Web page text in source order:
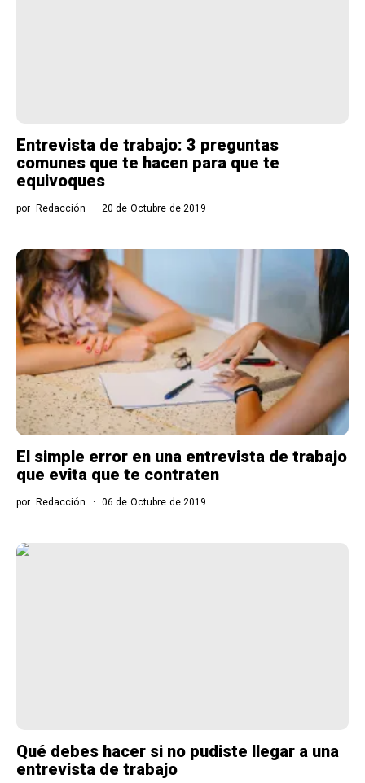
Entrevista de trabajo: 3 preguntas
comunes que te hacen para que te
equivoques
por Redacción 20 de Octubre de 2019
El simple error en una entrevista de trabajo
que evita que te contraten
por Redacción 06 de Octubre de 2019
Qué debes hacer si no pudiste llegar a una
entrevista de trabajo